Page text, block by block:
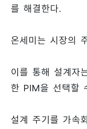
를 해결한다.
온세미는 시장의
이를 통해 설계자
한 PIM을 선택할
설계 주기를 가